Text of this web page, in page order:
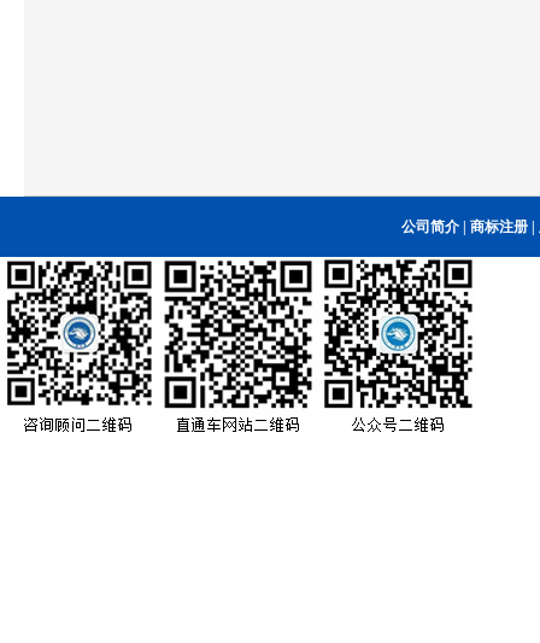
公司简介| 商标注册|